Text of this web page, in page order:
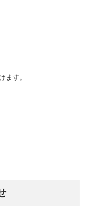
ます。